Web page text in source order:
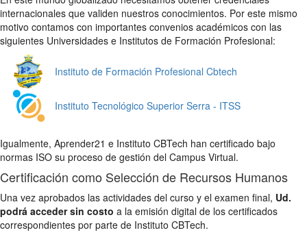
internacionales que validen nuestros conocimientos. Por este mismo
motivo contamos con importantes convenios académicos con las
siguientes Universidades e Institutos de Formación Profesional:
Instituto de Formación Profesional Cbtech
Instituto Tecnológico Superior Serra - ITSS
Igualmente, Aprender21 e Instituto CBTech han certificado bajo
normas ISO su proceso de gestión del Campus Virtual.
Certificación como Selección de Recursos Humanos
Una vez aprobados las actividades del curso y el examen final, Ud.
podrá acceder sin costo a la emisión digital de los certificados
correspondientes por parte de Instituto CBTech.